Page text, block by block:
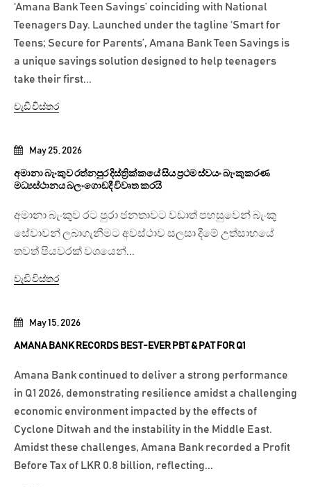
May 15, 2026
AMANA BANK RECORDS BEST-EVER PBT & PAT FOR Q1
Amana Bank continued to deliver a strong performance
in Q1 2026, demonstrating resilience amidst a challenging
economic environment impacted by the effects of
Cyclone Ditwah and the instability in the Middle East.
Amidst these challenges, Amana Bank recorded a Profit
Before Tax of LKR 0.8 billion, reflecting...
May 25, 2026
අමානා බැංකුව රත්නපුර දිස්ත්‍රික්කයේ සිය ප්‍රථම ස්වයං බැංකුකරණ
මධ්‍යස්ථානය බලංගොඩදී විවෘත කරයි
අමානා බැංකුව රට පුරා ජනතාවට වඩාත් පහසුවෙන් බැංකු
සේවාවන් ලබාගැනීමට අවස්ථාව සලසා දීමේ උත්සාහයේ
තවත් පියවරක් වශයෙන්...
වැඩි විස්තර
‘Amana Bank Teen Savings’ coinciding with National
Teenagers Day. Launched under the tagline ‘Smart for
Teens; Secure for Parents’, Amana Bank Teen Savings is
a unique savings solution designed to help teenagers
take their first...
වැඩි විස්තර